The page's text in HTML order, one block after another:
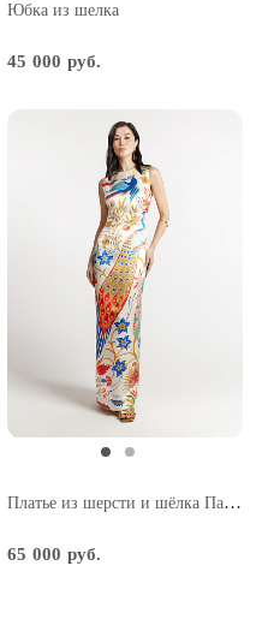
Юбка из шелка
45 000 руб.
Платье из шерсти и шёлка Павлины
65 000 руб.